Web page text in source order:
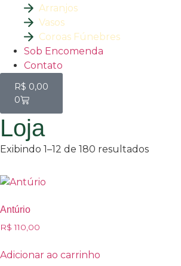
Arranjos
Vasos
Coroas Fúnebres
Sob Encomenda
Contato
R$ 0,00
0
Loja
Exibindo 1–12 de 180 resultados
Antúrio
R$ 110,00
Adicionar ao carrinho